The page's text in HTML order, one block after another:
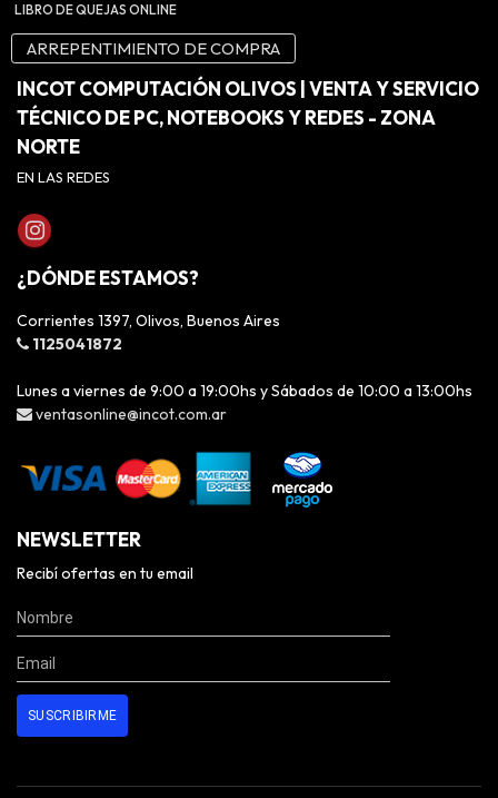
LIBRO DE QUEJAS ONLINE
ARREPENTIMIENTO DE COMPRA
INCOT COMPUTACIÓN OLIVOS | VENTA Y SERVICIO
TÉCNICO DE PC, NOTEBOOKS Y REDES - ZONA
NORTE
EN LAS REDES
¿DÓNDE ESTAMOS?
Corrientes 1397, Olivos, Buenos Aires
1125041872
Lunes a viernes de 9:00 a 19:00hs y Sábados de 10:00 a 13:00hs
ventasonline@incot.com.ar
NEWSLETTER
Recibí ofertas en tu email